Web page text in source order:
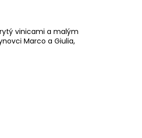
vinicami a malým
Marco a Giulia,